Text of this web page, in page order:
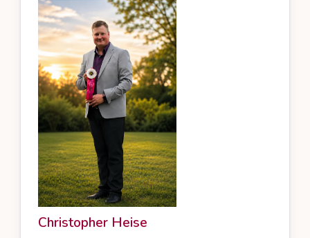
Christopher Heise